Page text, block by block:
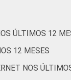
71 5
73 3
ÚLTIMOS 12
12 MESES
NOS